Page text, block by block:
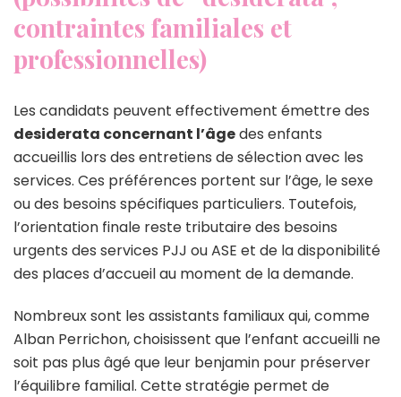
contraintes familiales et
professionnelles)
Les candidats peuvent effectivement émettre des
desiderata concernant l’âgedes enfants
accueillis lors des entretiens de sélection avec les
services. Ces préférences portent sur l’âge, le sexe
ou des besoins spécifiques particuliers. Toutefois,
l’orientation finale reste tributaire des besoins
urgents des services PJJ ou ASE et de la disponibilité
des places d’accueil au moment de la demande.
Nombreux sont les assistants familiaux qui, comme
Alban Perrichon, choisissent que l’enfant accueilli ne
soit pas plus âgé que leur benjamin pour préserver
l’équilibre familial. Cette stratégie permet de